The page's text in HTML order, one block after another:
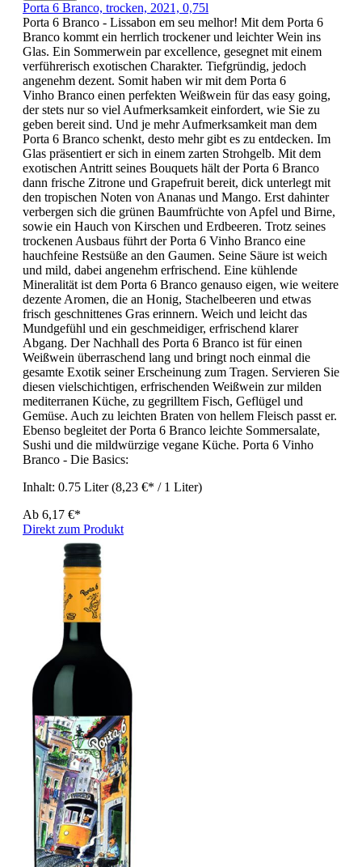
Porta 6 Branco, trocken, 2021, 0,75l
Porta 6 Branco - Lissabon em seu melhor! Mit dem Porta 6
Branco kommt ein herrlich trockener und leichter Wein ins
Glas. Ein Sommerwein par excellence, gesegnet mit einem
verführerisch exotischen Charakter. Tiefgründig, jedoch
angenehm dezent. Somit haben wir mit dem Porta 6
Vinho Branco einen perfekten Weißwein für das easy going,
der stets nur so viel Aufmerksamkeit einfordert, wie Sie zu
geben bereit sind. Und je mehr Aufmerksamkeit man dem
Porta 6 Branco schenkt, desto mehr gibt es zu entdecken. Im
Glas präsentiert er sich in einem zarten Strohgelb. Mit dem
exotischen Antritt seines Bouquets hält der Porta 6 Branco
dann frische Zitrone und Grapefruit bereit, dick unterlegt mit
den tropischen Noten von Ananas und Mango. Erst dahinter
verbergen sich die grünen Baumfrüchte von Apfel und Birne,
sowie ein Hauch von Kirschen und Erdbeeren. Trotz seines
trockenen Ausbaus führt der Porta 6 Vinho Branco eine
hauchfeine Restsüße an den Gaumen. Seine Säure ist weich
und mild, dabei angenehm erfrischend. Eine kühlende
Mineralität ist dem Porta 6 Branco genauso eigen, wie weitere
dezente Aromen, die an Honig, Stachelbeeren und etwas
frisch geschnittenes Gras erinnern. Weich und leicht das
Mundgefühl und ein geschmeidiger, erfrischend klarer
Abgang. Der Nachhall des Porta 6 Branco ist für einen
Weißwein überraschend lang und bringt noch einmal die
gesamte Exotik seiner Erscheinung zum Tragen. Servieren Sie
diesen vielschichtigen, erfrischenden Weißwein zur milden
mediterranen Küche, zu gegrilltem Fisch, Geflügel und
Gemüse. Auch zu leichten Braten von hellem Fleisch passt er.
Ebenso begleitet der Porta 6 Branco leichte Sommersalate,
Sushi und die mildwürzige vegane Küche. Porta 6 Vinho
Branco - Die Basics:
Inhalt: 0.75 Liter(8,23 €* / 1 Liter)
Ab 6,17 €*
Direkt zum Produkt